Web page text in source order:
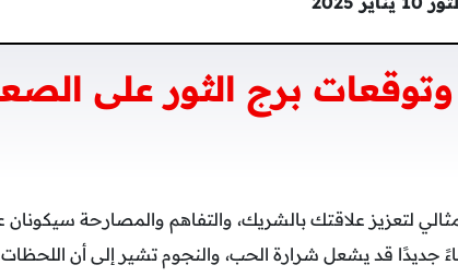
برج الثور على
لتعزيز علاقتك بالشريك، والتفاهم والمصارحة
جديدًا قد يشعل شرارة الحب، والنجوم تشير إلى أن